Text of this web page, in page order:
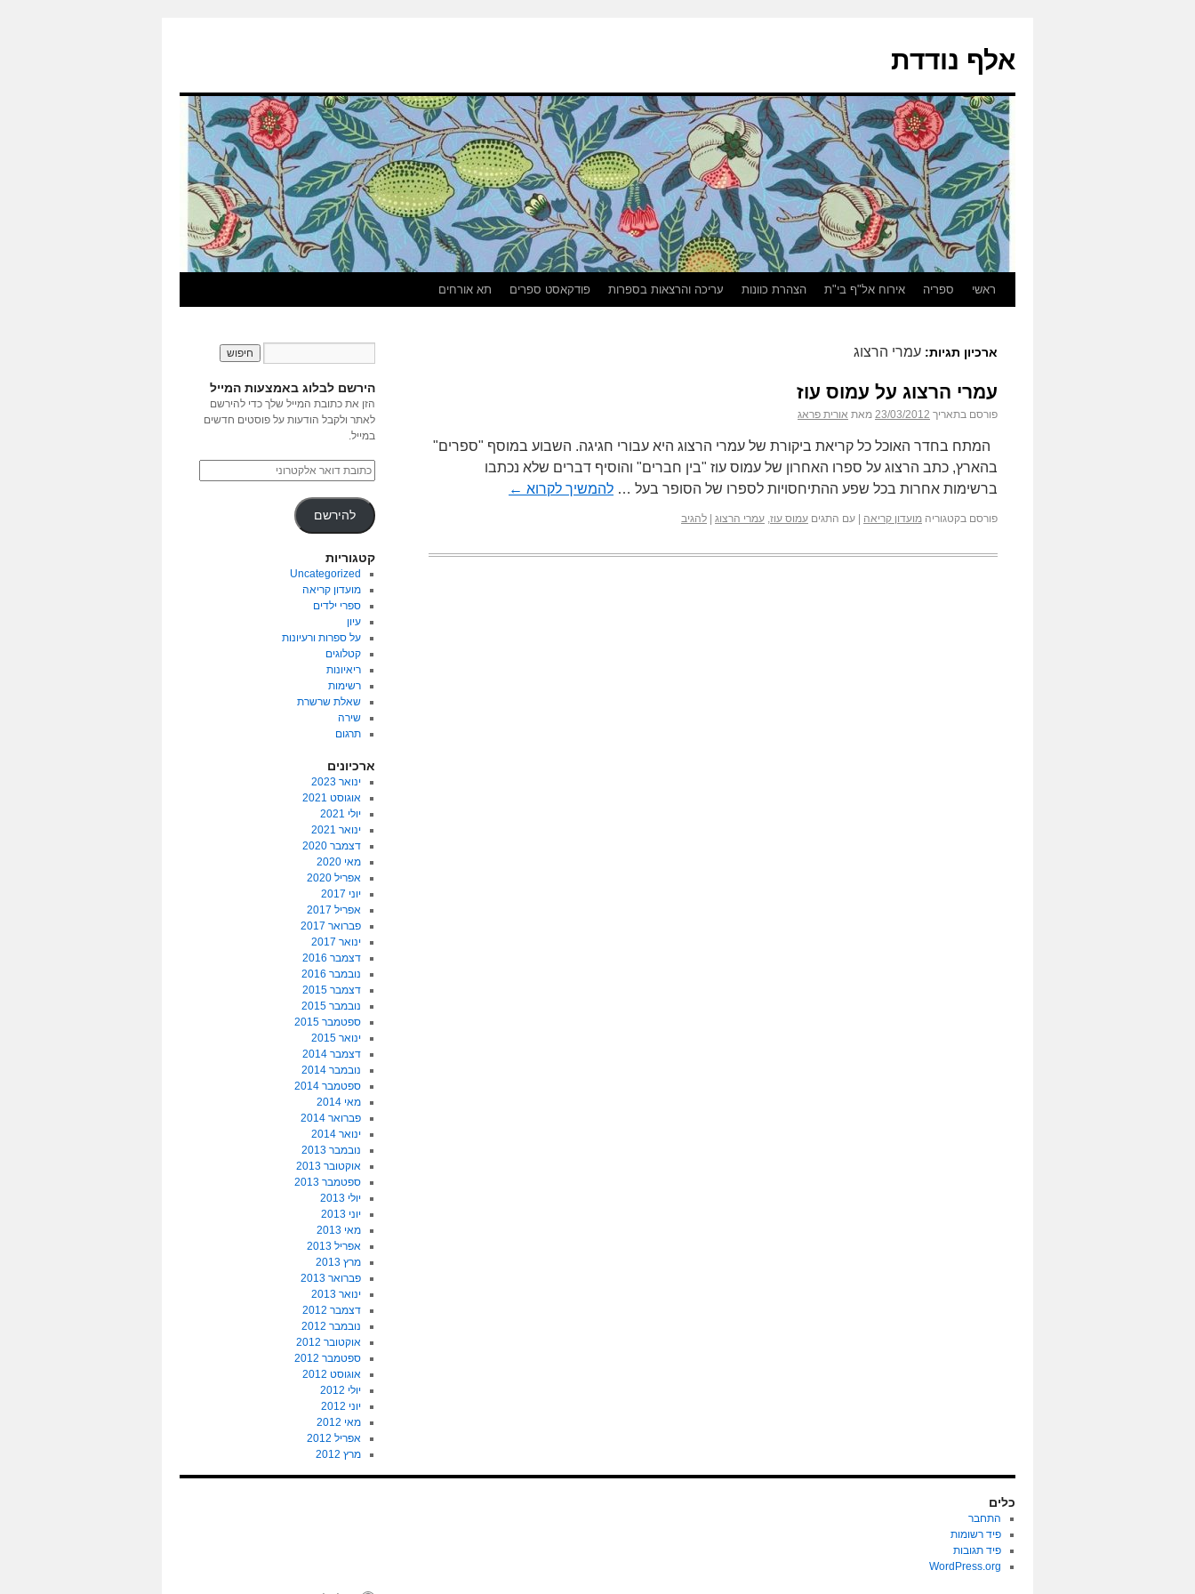
אלף נודדת
ראשי ספריה אירוח אל"ף בי"ת הצהרת כוונות עריכה והרצאות בספרות פודקאסט ספרים תא אורחים
ארכיון תגיות: עמרי הרצוג
עמרי הרצוג על עמוס עוז
פורסם בתאריך 23/03/2012 מאת אורית פראג
המתח בחדר האוכל כל קריאת ביקורת של עמרי הרצוג היא עבורי חגיגה. השבוע במוסף "ספרים"
בהארץ, כתב הרצוג על ספרו האחרון של עמוס עוז "בין חברים" והוסיף דברים שלא נכתבו
ברשימות אחרות בכל שפע ההתיחסויות לספרו של הסופר בעל … להמשיך לקרוא ←
פורסם בקטגוריה מועדון קריאה עם התגים עמוס עוז, עמרי הרצוג להגיב
הירשם לבלוג באמצעות המייל
הזן את כתובת המייל שלך כדי להירשם
לאתר ולקבל הודעות על פוסטים חדשים
במייל.
להירשם
קטגוריות
Uncategorized
מועדון קריאה
ספרי ילדים
עיון
על ספרות ורעיונות
קטלוגים
ריאיונות
רשימות
שאלת שרשרת
שירה
תרגום
ארכיונים
ינואר 2023
אוגוסט 2021
יולי 2021
ינואר 2021
דצמבר 2020
מאי 2020
אפריל 2020
יוני 2017
אפריל 2017
פברואר 2017
ינואר 2017
דצמבר 2016
נובמבר 2016
דצמבר 2015
נובמבר 2015
ספטמבר 2015
ינואר 2015
דצמבר 2014
נובמבר 2014
ספטמבר 2014
מאי 2014
פברואר 2014
ינואר 2014
נובמבר 2013
אוקטובר 2013
ספטמבר 2013
יולי 2013
יוני 2013
מאי 2013
אפריל 2013
מרץ 2013
פברואר 2013
ינואר 2013
דצמבר 2012
נובמבר 2012
אוקטובר 2012
ספטמבר 2012
אוגוסט 2012
יולי 2012
יוני 2012
מאי 2012
אפריל 2012
מרץ 2012
כלים
התחבר
פיד רשומות
פיד תגובות
WordPress.org